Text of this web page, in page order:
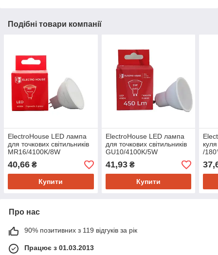
Подібні товари компанії
ElectroHouse LED лампа
для точкових світильників
MR16/4100K/8W
720Lm/120°
40,66 ₴
Купити
ElectroHouse LED лампа
для точкових світильників
GU10/4100K/5W
450Lm/110°
41,93₴
Купити
/
Про нас
90% позитивних з 119 відгуків за рік
Працює з 01.03.2013